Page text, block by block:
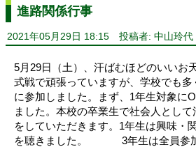
進路関係行事
2021年05月29日 18:15 投稿者: 中山玲代
5月29日（土）、汗ばむほどのいいお
式戦で頑張っていますが、学校でも
に参加しました。まず、1年生対象に
ました。本校の卒業生で社会人とし
をしていただきます。1年生は興味・
を聴きました。 3年生は全員参加